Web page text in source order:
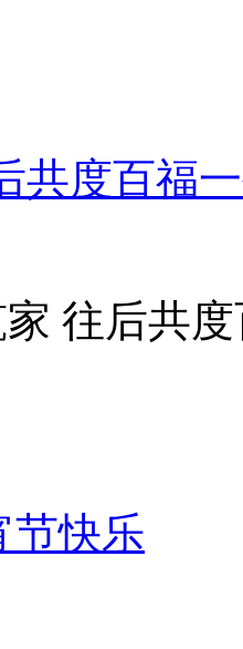
共度百福
家 往后共
节快乐